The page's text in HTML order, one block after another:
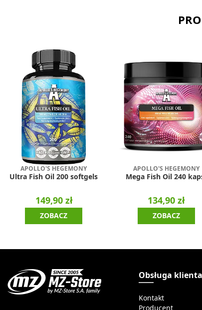
APOLLO'S HEGEMONY
Ultra Fish Oil 200 softgels
149,90 zł
ZOBACZ
APOLLO'S HEGEMONY
Mega Fish Oil 240
134,90 zł
ZOBACZ
Obsługa klienta
Kontakt
Producent